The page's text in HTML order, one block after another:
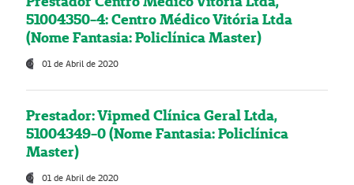
51004350-4: Centro Médico Vitória Ltda
(Nome Fantasia: Policlínica Master)
01 de Abril de 2020
Prestador: Vipmed Clínica Geral Ltda,
51004349-0 (Nome Fantasia: Policlínica
Master)
01 de Abril de 2020